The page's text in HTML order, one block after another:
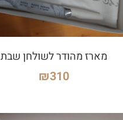
מארז מהודר לשולחן שבת
₪310